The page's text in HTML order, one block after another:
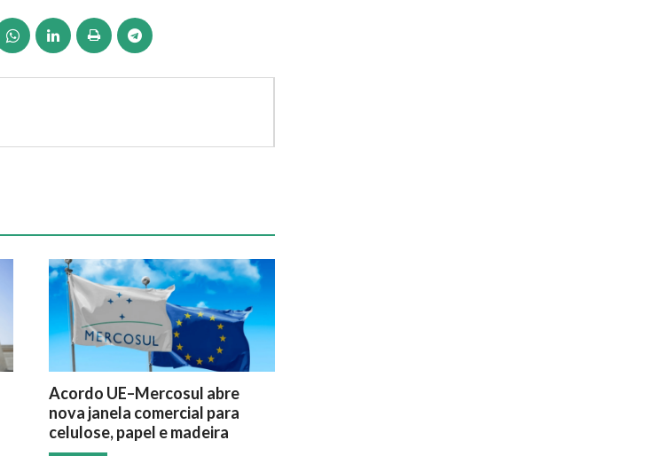
Acordo UE–Mercosul abre
nova janela comercial para
celulose, papel e madeira